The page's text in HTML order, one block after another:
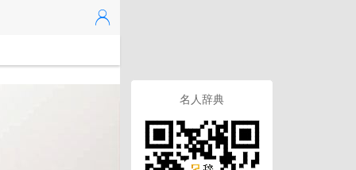
名人辞典